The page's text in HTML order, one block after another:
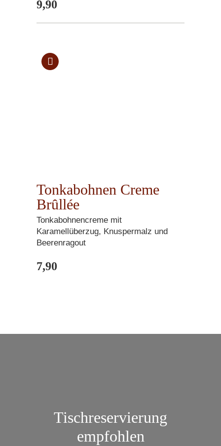
9,90
Tonkabohnen Creme
Brûllée
Tonkabohnencreme mit
Karamellüberzug, Knuspermalz und
Beerenragout
7,90
Tischreservierung
empfohlen